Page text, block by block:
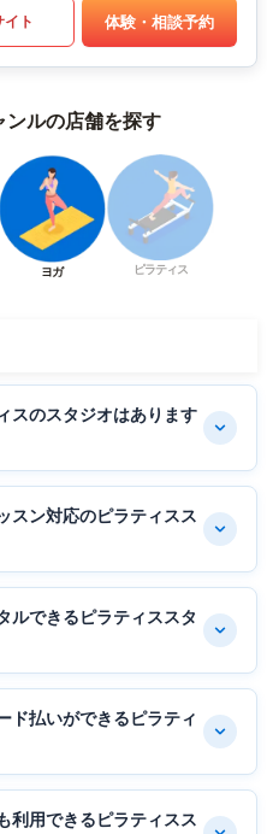
イト 体験・相談予約
ルの店舗を探す
ヨガ ピラティス
スのスタジオはあります
スン対応のピラティスス
ルできるピラティススタ
ド払いができるピラティ
利用できるピラティスス